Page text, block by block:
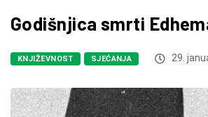
Godišnjica smrti
KNJIŽEVNOST SJEĆANJA 29.